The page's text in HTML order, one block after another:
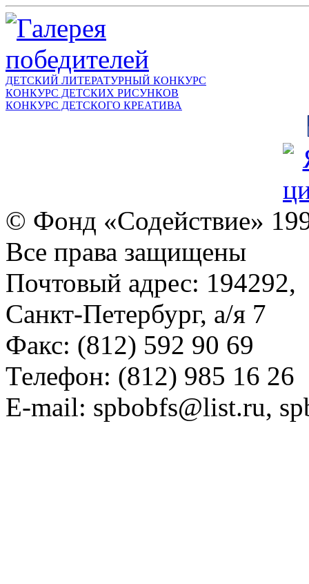
ДЕТСКИЙ ЛИТЕРАТУРНЫЙ КОНКУРС
КОНКУРС ДЕТСКИХ РИСУНКОВ
КОНКУРС ДЕТСКОГО КРЕАТИВА
© Фонд «Содействие»
Все права защищены
Почтовый адрес: 194292,
Санкт-Петербург, а/я 7
Факс: (812) 592 90 69
Телефон: (812) 985 16 26
E-mail: spbobfs@list.ru,